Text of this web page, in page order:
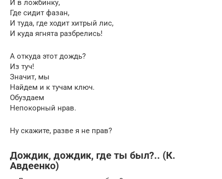
И в ложбинку,
Где сидит фазан,
И туда, где ходит хитрый лис,
И куда ягнята разбрелись!
А откуда этот дождь?
Из туч!
Значит, мы
Найдем и к тучам ключ.
Обуздаем
Непокорный нрав.
Ну скажите, разве я не прав?
Дождик, дождик, где ты был?.. (К.
Авдеенко)